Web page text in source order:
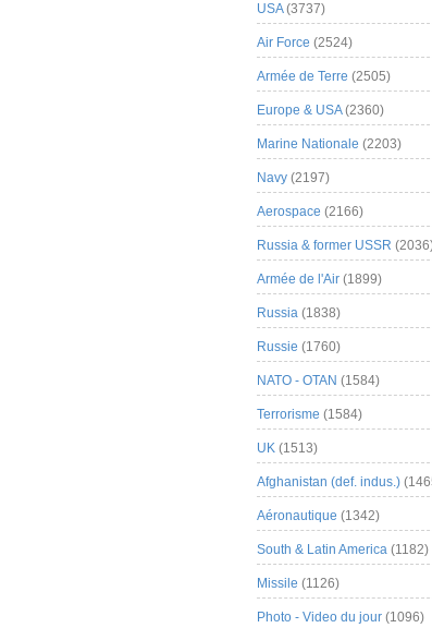
USA(3737)
Air Force (2524)
Armée de Terre (2505)
Europe & USA(2360)
Marine Nationale (2203)
Navy (2197)
Aerospace (2166)
Russia & former USSR
Armée de l'Air (1899)
Russia (1838)
Russie (1760)
NATO - OTAN (1584)
Terrorisme (1584)
UK (1513)
Afghanistan (def. indus.)
Aéronautique (1342)
South & Latin America (1182)
Missile (1126)
Photo - Video du jour (1096)